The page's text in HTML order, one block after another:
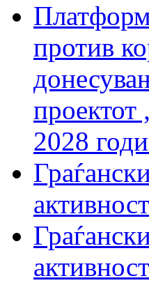
против
проектот
2028